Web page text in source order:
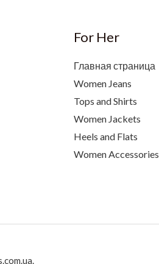
For Her
Главная страница
Women Jeans
Tops and Shirts
Women Jackets
Heels and Flats
Women Accessories